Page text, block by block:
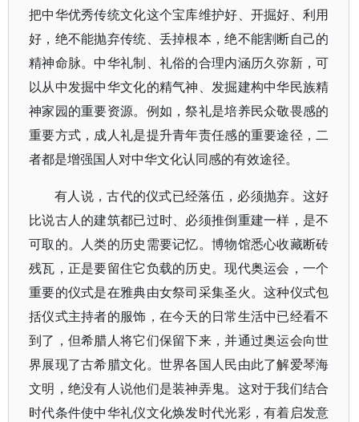
把中华优秀传统文化这个宝库维护好、开掘好、利用
好，绝不能抛弃传统、丢掉根本，绝不能割断自己的
精神命脉。中华礼制、礼俗的合理内涵历久弥新，可
以从中发掘中华文化的精气神、发掘建构中华民族精
神家园的重要资源。例如，祭礼是培养民众敬畏感的
重要方式，成人礼是提升青年责任感的重要途径，二
者都是增强国人对中华文化认同感的有效途径。
有人说，古代的仪式已经落伍，必须抛弃。这好
比说古人的建筑都已过时、必须推倒重建一样，是不
可取的。人类的历史需要记忆。博物馆悉心收藏断砖
残瓦，正是要留住它负载的历史。现代奥运会，一个
重要的仪式是在雅典由女祭司采集圣火。这种仪式包
括仪式主持者的服饰，在今天的日常生活中已经看不
到了，但希腊人将它们保留下来，并通过奥运会向世
界展现了古希腊文化。世界各国人民由此了解爱琴海
文明，绝没有人说他们是装神弄鬼。这对于我们结合
时代条件使中华礼仪文化焕发时代光彩，有着启发意